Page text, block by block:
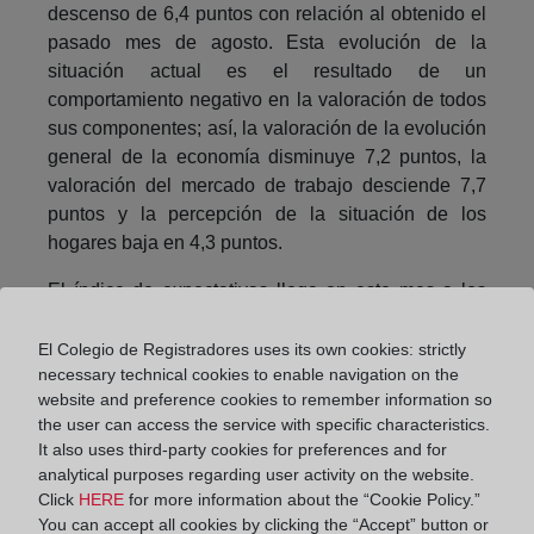
descenso de 6,4 puntos con relación al obtenido el
pasado mes de agosto. Esta evolución de la
situación actual es el resultado de un
comportamiento negativo en la valoración de todos
sus componentes; así, la valoración de la evolución
general de la economía disminuye 7,2 puntos, la
valoración del mercado de trabajo desciende 7,7
puntos y la percepción de la situación de los
hogares baja en 4,3 puntos.
El índice de expectativas llega en este mes a los
4,8% en porcentaje, respecto al mes precedente.
Este descenso se debe a la evolución negativa de
sus tres componentes, aunque son las bajas
expectativas sobre el futuro de la economía las que
ofrecen caídas de mayor intensidad.
Así, las expectativas sobre la situación futura de la
El Colegio de Registradores uses its own cookies: strictly
necessary technical cookies to enable navigation on the
website and preference cookies to remember information so
the user can access the service with specific characteristics.
It also uses third-party cookies for preferences and for
analytical purposes regarding user activity on the website.
Click HERE for more information about the “Cookie Policy.”
You can accept all cookies by clicking the “Accept” button or